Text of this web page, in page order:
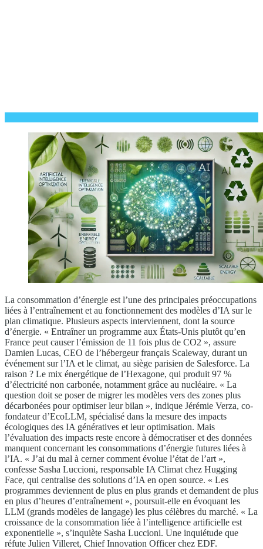
La consommation d’énergie est l’une des principales préoccupations
liées à l’entraînement et au fonctionnement des modèles d’IA sur le
plan climatique. Plusieurs aspects interviennent, dont la source
d’énergie. « Entraîner un programme aux États-Unis plutôt qu’en
France peut causer l’émission de 11 fois plus de CO2 », assure
Damien Lucas, CEO de l’hébergeur français Scaleway, durant un
événement sur l’IA et le climat, au siège parisien de Salesforce. La
raison ? Le mix énergétique de l’Hexagone, qui produit 97 %
d’électricité non carbonée, notamment grâce au nucléaire. « La
question doit se poser de migrer les modèles vers des zones plus
décarbonées pour optimiser leur bilan », indique Jérémie Verza, co-
fondateur d’EcoLLM, spécialisé dans la mesure des impacts
écologiques des IA génératives et leur optimisation. Mais
l’évaluation des impacts reste encore à démocratiser et des données
manquent concernant les consommations d’énergie futures liées à
l’IA. « J’ai du mal à cerner comment évolue l’état de l’art »,
confesse Sasha Luccioni, responsable IA Climat chez Hugging
Face, qui centralise des solutions d’IA en open source. « Les
programmes deviennent de plus en plus grands et demandent de plus
en plus d’heures d’entraînement », poursuit-elle en évoquant les
LLM (grands modèles de langage) les plus célèbres du marché. « La
croissance de la consommation liée à l’intelligence artificielle est
exponentielle », s’inquiète Sasha Luccioni. Une inquiétude que
réfute Julien Villeret, Chief Innovation Officer chez EDF.